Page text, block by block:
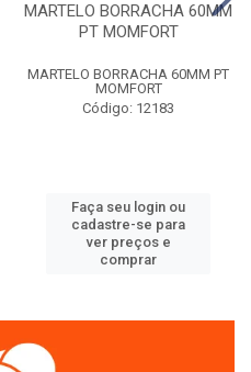
MARTELO BORRACHA 60MM
PT MOMFORT
MARTELO BORRACHA 60MM PT
MOMFORT
Código: 12183
Faça seu login ou
cadastre-se para
ver preços e
comprar